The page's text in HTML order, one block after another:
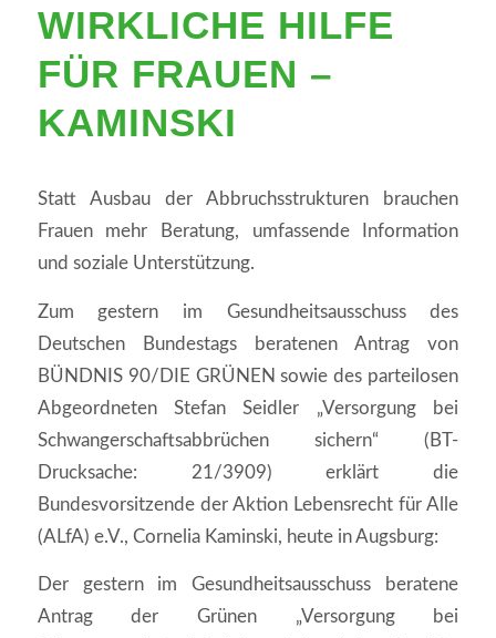
WIRKLICHE HILFE
FÜR FRAUEN –
KAMINSKI
Statt Ausbau der Abbruchsstrukturen brauchen
Frauen mehr Beratung, umfassende Information
und soziale Unterstützung.
Zum gestern im Gesundheitsausschuss des
Deutschen Bundestags beratenen Antrag von
BÜNDNIS 90/DIE GRÜNEN sowie des parteilosen
Abgeordneten Stefan Seidler „Versorgung bei
Schwangerschaftsabbrüchen sichern“ (BT-
Drucksache: 21/3909) erklärt die
Bundesvorsitzende der Aktion Lebensrecht für Alle
(ALfA) e.V., Cornelia Kaminski, heute in Augsburg:
Der gestern im Gesundheitsausschuss beratene
Antrag der Grünen „Versorgung bei